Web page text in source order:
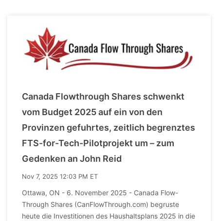
Canada Flowthrough Shares schwenkt
vom Budget 2025 auf ein von den
Provinzen gefuhrtes, zeitlich begrenztes
FTS-for-Tech-Pilotprojekt um – zum
Gedenken an John Reid
Nov 7, 2025 12:03 PM ET
Ottawa, ON - 6. November 2025 - Canada Flow-
Through Shares (CanFlowThrough.com) begruste
heute die Investitionen des Haushaltsplans 2025 in die